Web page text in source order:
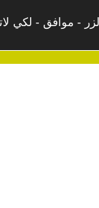
- موافق - لكي